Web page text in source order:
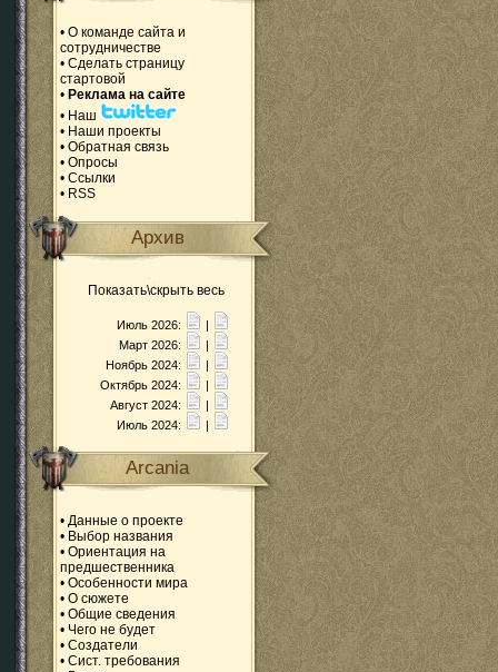
• О команде сайта и
сотрудничестве
• Сделать страницу
стартовой
• Реклама на сайте
• Наш
• Наши проекты
• Обратная связь
• Опросы
• Ссылки
• RSS
Архив
Показать\скрыть весь
Июль 2026:
|
Март 2026:
|
Ноябрь 2024:
|
Октябрь 2024:
|
Август 2024:
|
Июль 2024:
|
Arcania
• Данные о проекте
• Выбор названия
• Ориентация на
предшественника
• Особенности мира
• О сюжете
• Общие сведения
• Чего не будет
• Создатели
• Сист. требования